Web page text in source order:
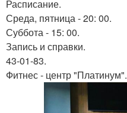
Расписание.
Среда, пятница - 20: 00.
Суббота - 15: 00.
Запись и справки.
43-01-83.
Фитнес - центр "Платинум".